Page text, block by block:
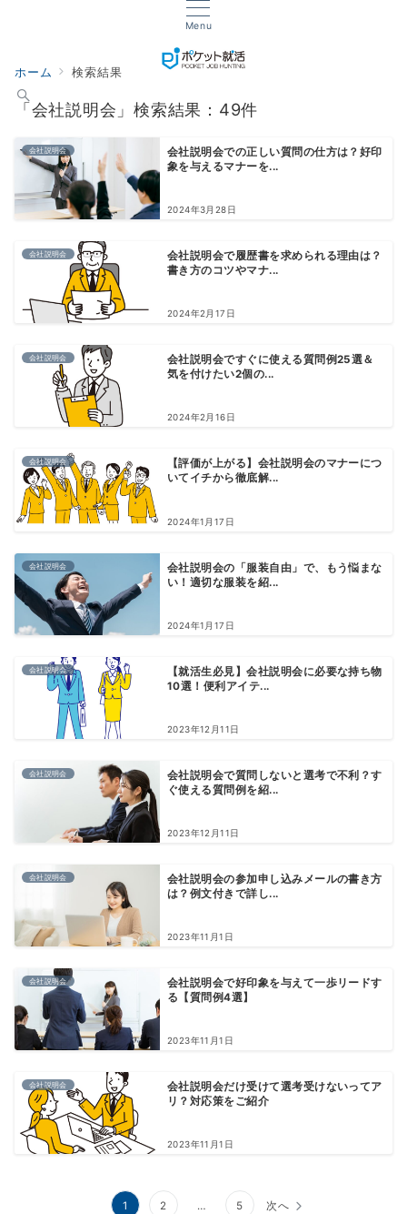
Menu
ホーム 検索結果
「会社説明会」検索結果：49件
会社説明会
会社説明会での正しい質問の仕方は？好印
象を与えるマナーを...
2024年3月28日
会社説明会
会社説明会で履歴書を求められる理由は？
書き方のコツやマナ...
2024年2月17日
会社説明会
会社説明会ですぐに使える質問例25選＆
気を付けたい2個の...
2024年2月16日
会社説明会
【評価が上がる】会社説明会のマナーにつ
いてイチから徹底解...
2024年1月17日
会社説明会
会社説明会の「服装自由」で、もう悩まな
い！適切な服装を紹...
2024年1月17日
会社説明会
【就活生必見】会社説明会に必要な持ち物
10選！便利アイテ...
2023年12月11日
会社説明会
会社説明会で質問しないと選考で不利？す
ぐ使える質問例を紹...
2023年12月11日
会社説明会
会社説明会の参加申し込みメールの書き方
は？例文付きで詳し...
2023年11月1日
会社説明会
会社説明会で好印象を与えて一歩リードす
る【質問例4選】
2023年11月1日
会社説明会
会社説明会だけ受けて選考受けないってア
リ？対応策をご紹介
2023年11月1日
1 2 … 5 次へ